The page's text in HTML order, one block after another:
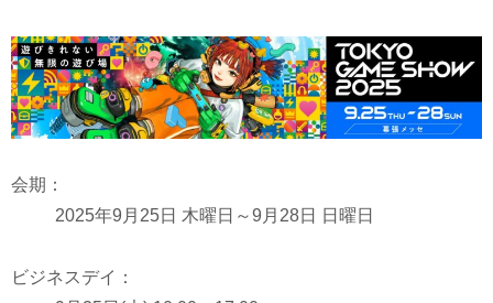
会期：
2025年9月25日 木曜日～9月28日 日曜日
ビジネスデイ：